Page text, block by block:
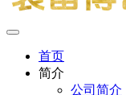
首页
简介
公司简介